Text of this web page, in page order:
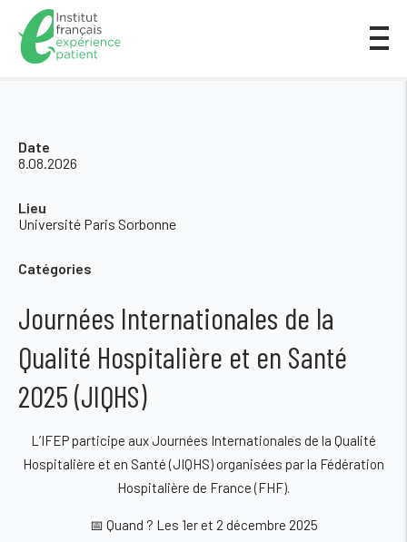
Date
8.08.2026
Lieu
Université Paris Sorbonne
Catégories
Journées Internationales de la
Qualité Hospitalière et en Santé
2025 (JIQHS)
L’IFEP participe aux Journées Internationales de la Qualité
Hospitalière et en Santé (JIQHS) organisées par la Fédération
Hospitalière de France (FHF).
📅 Quand ? Les 1er et 2 décembre 2025